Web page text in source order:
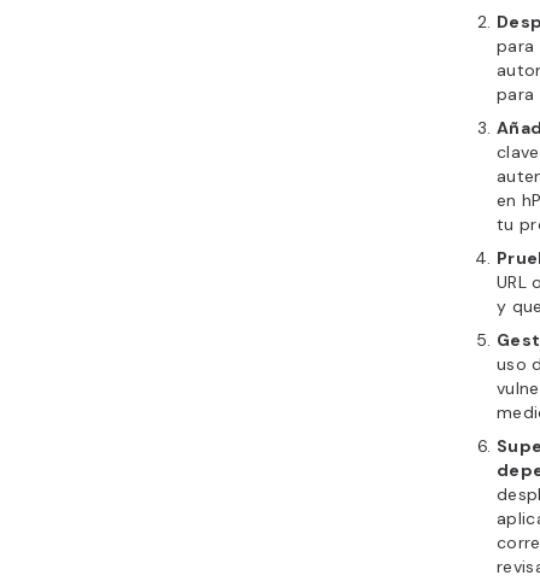
para
para
en
tu
URL
y
uso